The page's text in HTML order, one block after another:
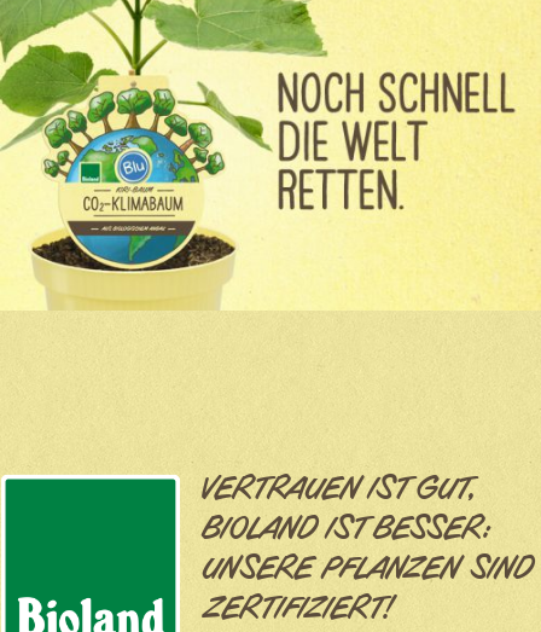
VERTRAUEN IST GUT,
BIOLAND IST BESSER:
UNSERE PFLANZEN SIND
ZERTIFIZIERT!